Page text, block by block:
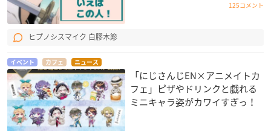
125コメント
ヒプノシスマイク 白膠木簓
イベント カフェ ニュース
「にじさんじEN×アニメイトカ
フェ」ピザやドリンクと戯れる
ミニキャラ姿がカワイすぎっ！